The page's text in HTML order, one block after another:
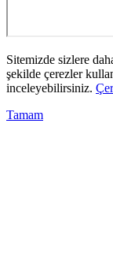
Sitemizde sizlere
şekilde çerezler
inceleyebilirsiniz.
Tamam